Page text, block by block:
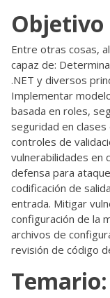
Objetivo
Entre otras cosas,
capaz de:
.NET y diversos
Implementar
basada en roles,
seguridad en
controles de
vulnerabilidades en
defensa para
codificación de
entrada. Mitigar
configuración de la
archivos de
revisión de código
Temario: